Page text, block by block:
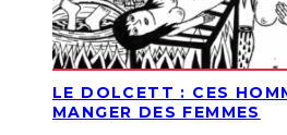
LE DOLCETT : CES
MANGER DES FEMMES